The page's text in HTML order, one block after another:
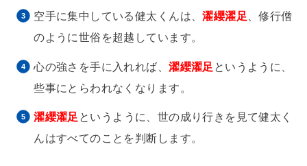
空手に集中している健太くんは、濯纓濯足 、修行僧
のように世俗を超越しています。
心の強さを手に入れれば、濯纓濯足 というように、
些事にとらわれなくなります。
濯纓濯足 というように、世の成り行きを見て健太く
んはすべてのことを判断します。